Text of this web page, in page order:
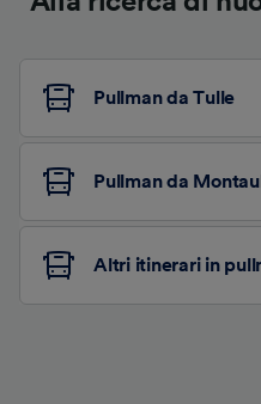
Pullman da Tulle
Pullman da
Altri itinerari in